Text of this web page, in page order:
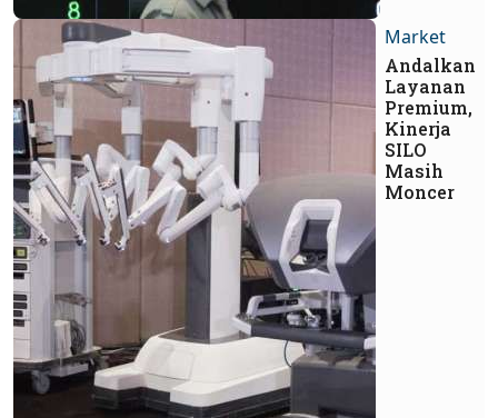
Market
Andalkan
Layanan
Premium,
Kinerja
SILO
Masih
Moncer